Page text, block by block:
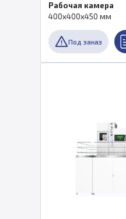
Рабочая камера
400x400x450 мм
Под заказ